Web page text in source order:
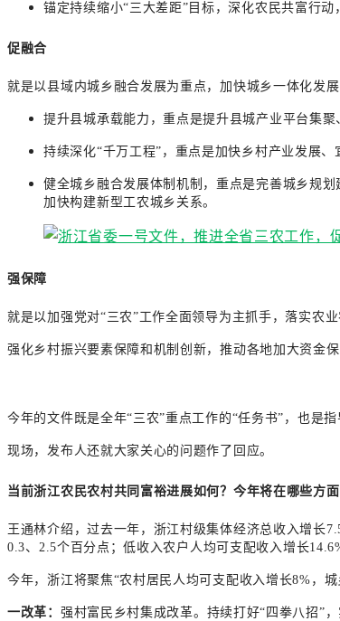
锚定持续缩小“三大差距”目标，深化农民共富行
促融合
就是以县域内城乡融合发展为重点，加快城乡一体化发展
提升县城承载能力，重点是提升县城产业平台集
持续深化“千万工程”，重点是加快乡村产业发展
健全城乡融合发展体制机制，重点是完善城乡规
加快构建新型工农城乡关系。
强保障
就是以加强党对“三农”工作全面领导为主抓手，落实农业
强化乡村振兴要素保障和机制创新，推动各地加大资金
今年的文件既是全年“三农”重点工作的“任务书”，也是指
现场，发布人还就大家关心的问题作了回应。
当前浙江农民农村共同富裕进展如何？今年将在哪些方面
王通林介绍，过去一年，浙江村级集体经济总收入增长
0.3、2.5个百分点；低收入农户人均可支配收入增长
今年，浙江将聚焦“农村居民人均可支配收入增长8%，
一改革： 强村富民乡村集成改革。持续打好“四拳八招”